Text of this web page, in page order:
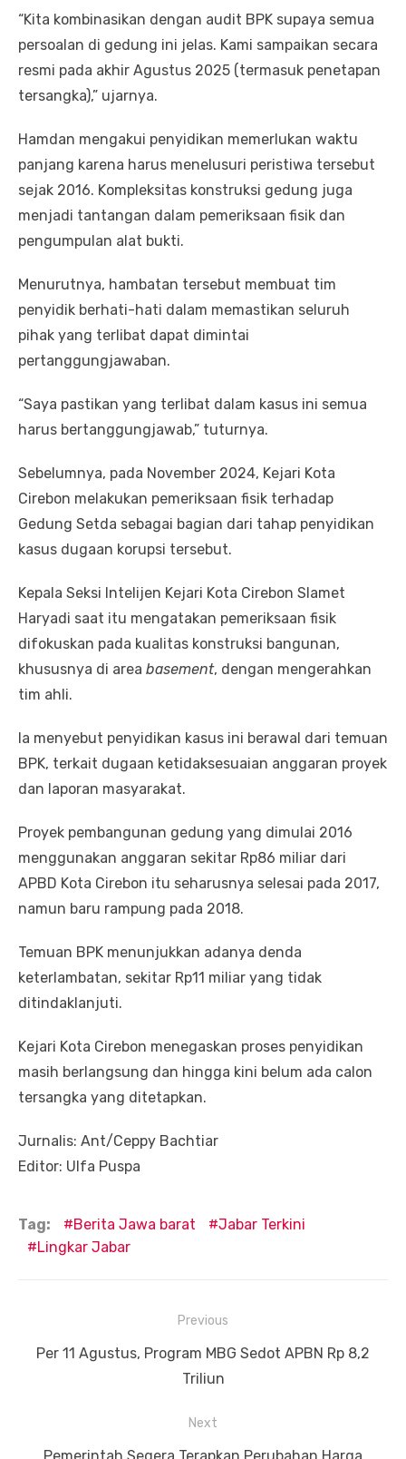
“Kita kombinasikan dengan audit BPK supaya semua
persoalan di gedung ini jelas. Kami sampaikan secara
resmi pada akhir Agustus 2025 (termasuk penetapan
tersangka),” ujarnya.
Hamdan mengakui penyidikan memerlukan waktu
panjang karena harus menelusuri peristiwa tersebut
sejak 2016. Kompleksitas konstruksi gedung juga
menjadi tantangan dalam pemeriksaan fisik dan
pengumpulan alat bukti.
Menurutnya, hambatan tersebut membuat tim
penyidik berhati-hati dalam memastikan seluruh
pihak yang terlibat dapat dimintai
pertanggungjawaban.
“Saya pastikan yang terlibat dalam kasus ini semua
harus bertanggungjawab,” tuturnya.
Sebelumnya, pada November 2024, Kejari Kota
Cirebon melakukan pemeriksaan fisik terhadap
Gedung Setda sebagai bagian dari tahap penyidikan
kasus dugaan korupsi tersebut.
Kepala Seksi Intelijen Kejari Kota Cirebon Slamet
Haryadi saat itu mengatakan pemeriksaan fisik
difokuskan pada kualitas konstruksi bangunan,
khususnya di area basement, dengan mengerahkan
tim ahli.
Ia menyebut penyidikan kasus ini berawal dari temuan
BPK, terkait dugaan ketidaksesuaian anggaran proyek
dan laporan masyarakat.
Proyek pembangunan gedung yang dimulai 2016
menggunakan anggaran sekitar Rp86 miliar dari
APBD Kota Cirebon itu seharusnya selesai pada 2017,
namun baru rampung pada 2018.
Temuan BPK menunjukkan adanya denda
keterlambatan, sekitar Rp11 miliar yang tidak
ditindaklanjuti.
Kejari Kota Cirebon menegaskan proses penyidikan
masih berlangsung dan hingga kini belum ada calon
tersangka yang ditetapkan.
Jurnalis: Ant/Ceppy Bachtiar
Editor: Ulfa Puspa
Tag: Berita Jawa barat
Jabar Terkini
Lingkar Jabar
pos
Previous
Previous
Per 11 Agustus, Program MBG Sedot APBN Rp 8,2
Triliun
Next
Next
Pemerintah Segera Terapkan Perubahan Harga